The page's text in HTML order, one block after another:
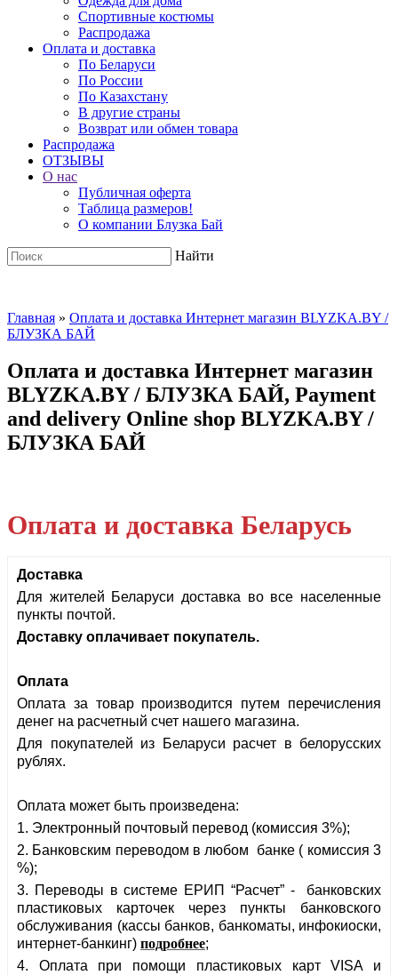
Спортивные костюмы
Распродажа
Оплата и доставка
По Беларуси
По России
По Казахстану
В другие страны
Возврат или обмен товара
Распродажа
ОТЗЫВЫ
О нас
Публичная оферта
Таблица размеров!
О компании Блузка Бай
Найти
Главная » Оплата и доставка Интернет магазин BLYZKA.BY /
БЛУЗКА БАЙ
Оплата и доставка Интернет магазин
BLYZKA.BY / БЛУЗКА БАЙ, Payment
and delivery Online shop BLYZKA.BY /
БЛУЗКА БАЙ
Оплата и доставка Беларусь
Доставка
Для жителей Беларуси доставка во все населенные
пункты почтой.
Доставку оплачивает покупатель.
Оплата
Оплата за товар производится путем перечисления
денег на расчетный счет нашего магазина.
Для покупателей из Беларуси расчет в белорусских
рублях.
Оплата может быть произведена:
1. Электронный почтовый перевод (комиссия 3%);
2. Банковским переводом в любом банке ( комиссия 3
%);
3. Переводы в системе ЕРИП “Расчет” -
банковских
пластиковых карточек через пункты банковского
обслуживания (кассы банков, банкоматы, инфокиоски,
интернет-банкинг) подробнее;
4. Оплата при помощи пластиковых карт VISA и